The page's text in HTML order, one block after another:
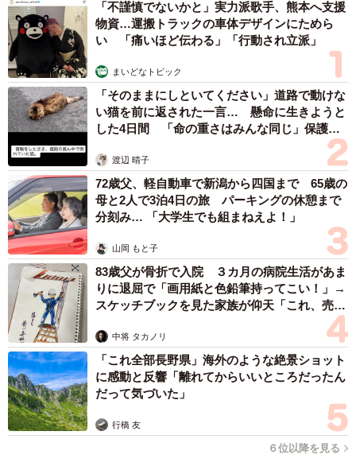
「不謹慎でないかと」実力派歌手、熊本へ支援
物資…運搬トラックの車体デザインにためら
い 「痛いほど伝わる」「行動され立派」
まいどなトピック
「そのままにしといてください」道路で動けな
い猫を前に返された一言… 懸命に生きようと
した4日間 「命の重さはみんな同じ」保護団
渡辺 晴子
72歳父、軽自動車で新潟から四国まで 65歳の
母と2人で3泊4日の旅 パーキングの休憩まで
分刻み… 「大学生でも組まねえよ！」
山岡 もと子
83歳父が骨折で入院 ３カ月の病院生活があま
りに退屈で「画用紙と色鉛筆持ってこい！」→
スケッチブックを見た家族が仰天「これ、売れ
中将 タカノリ
「これ全部長野県」海外のような絶景ショット
に感動と反響「離れてからいいところだったん
だって気づいた」
行橋 友
６位以降を見る